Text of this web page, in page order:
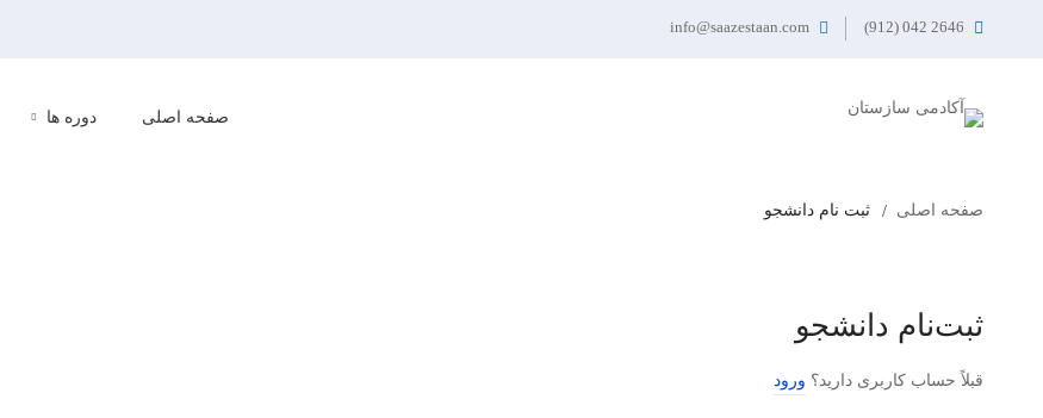
2646 042 (912)
info@saazestaan.com
صفحه اصلی دوره ها
صفحه اصلی ثبت نام دانشجو
ثبت‌نام دانشجو
قبلاً حساب کاربری دارید؟ ورود